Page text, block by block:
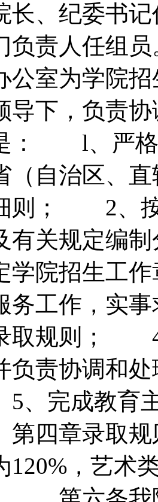
长、纪委书
负责人任组
公室为学院
导下，负责
： l、严格
（自治区、
则； 2、按
有关规定编
学院招生工
务工作，实
取规则； 4
负责协调和
完成教育主
四章录取规
120%，艺术